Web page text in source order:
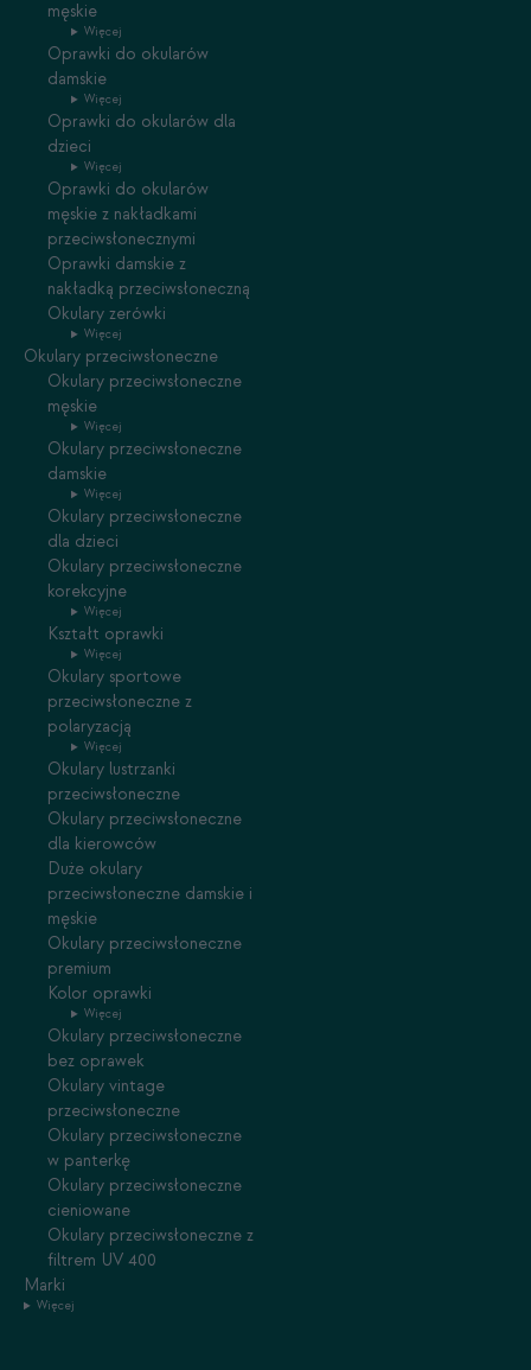
męskie
Więcej
Oprawki do okularów
damskie
Więcej
Oprawki do okularów dla
dzieci
Więcej
Oprawki do okularów
męskie z nakładkami
przeciwsłonecznymi
Oprawki damskie z
nakładką przeciwsłoneczną
Okulary zerówki
Więcej
Okulary przeciwsłoneczne
Okulary przeciwsłoneczne
męskie
Więcej
Okulary przeciwsłoneczne
damskie
Więcej
Okulary przeciwsłoneczne
dla dzieci
Okulary przeciwsłoneczne
korekcyjne
Więcej
Kształt oprawki
Więcej
Okulary sportowe
przeciwsłoneczne z
polaryzacją
Więcej
Okulary lustrzanki
przeciwsłoneczne
Okulary przeciwsłoneczne
dla kierowców
Duże okulary
przeciwsłoneczne damskie i
męskie
Okulary przeciwsłoneczne
premium
Kolor oprawki
Więcej
Okulary przeciwsłoneczne
bez oprawek
Okulary vintage
przeciwsłoneczne
Okulary przeciwsłoneczne
w panterkę
Okulary przeciwsłoneczne
cieniowane
Okulary przeciwsłoneczne z
filtrem UV 400
Marki
Więcej